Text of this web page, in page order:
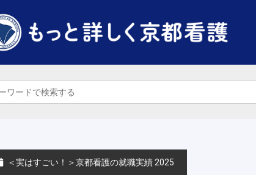
＜実はすごい！＞京都看護の就職実績 2025